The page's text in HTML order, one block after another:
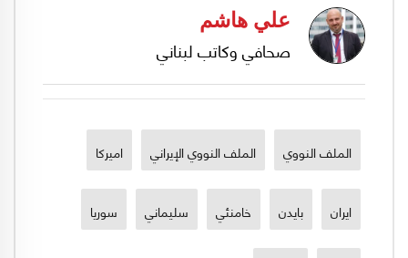
علي هاشم
صحافي وكاتب لبناني
الملف النووي الملف النووي الإيراني اميركا
ايران بايدن خامنئي سليماني سوريا